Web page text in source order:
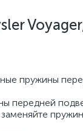
пружины
передней
заменяйте